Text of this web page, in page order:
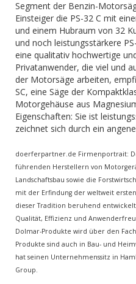
Segment der Benzin-
Einsteiger die PS-32 C mit
und einem Hubraum von 32
und noch leistungsstärkere
eine qualitativ hochwertige
Privatanwender, die viel und
der Motorsäge arbeiten,
SC, eine Säge der
Motorgehäuse aus
Eigenschaften: Sie ist
zeichnet sich durch ein
doerferpartner.de Firmenportrait:
führenden Herstellern von
Landschaftsbau sowie die
mit der Erfindung der weltweit
dieser Tradition beruhend
Qualität, Effizienz und
Dolmar-Produkte wird über den
Produkte sind auch in Bau- und
hat seinen Unternehmenssitz in
Group.